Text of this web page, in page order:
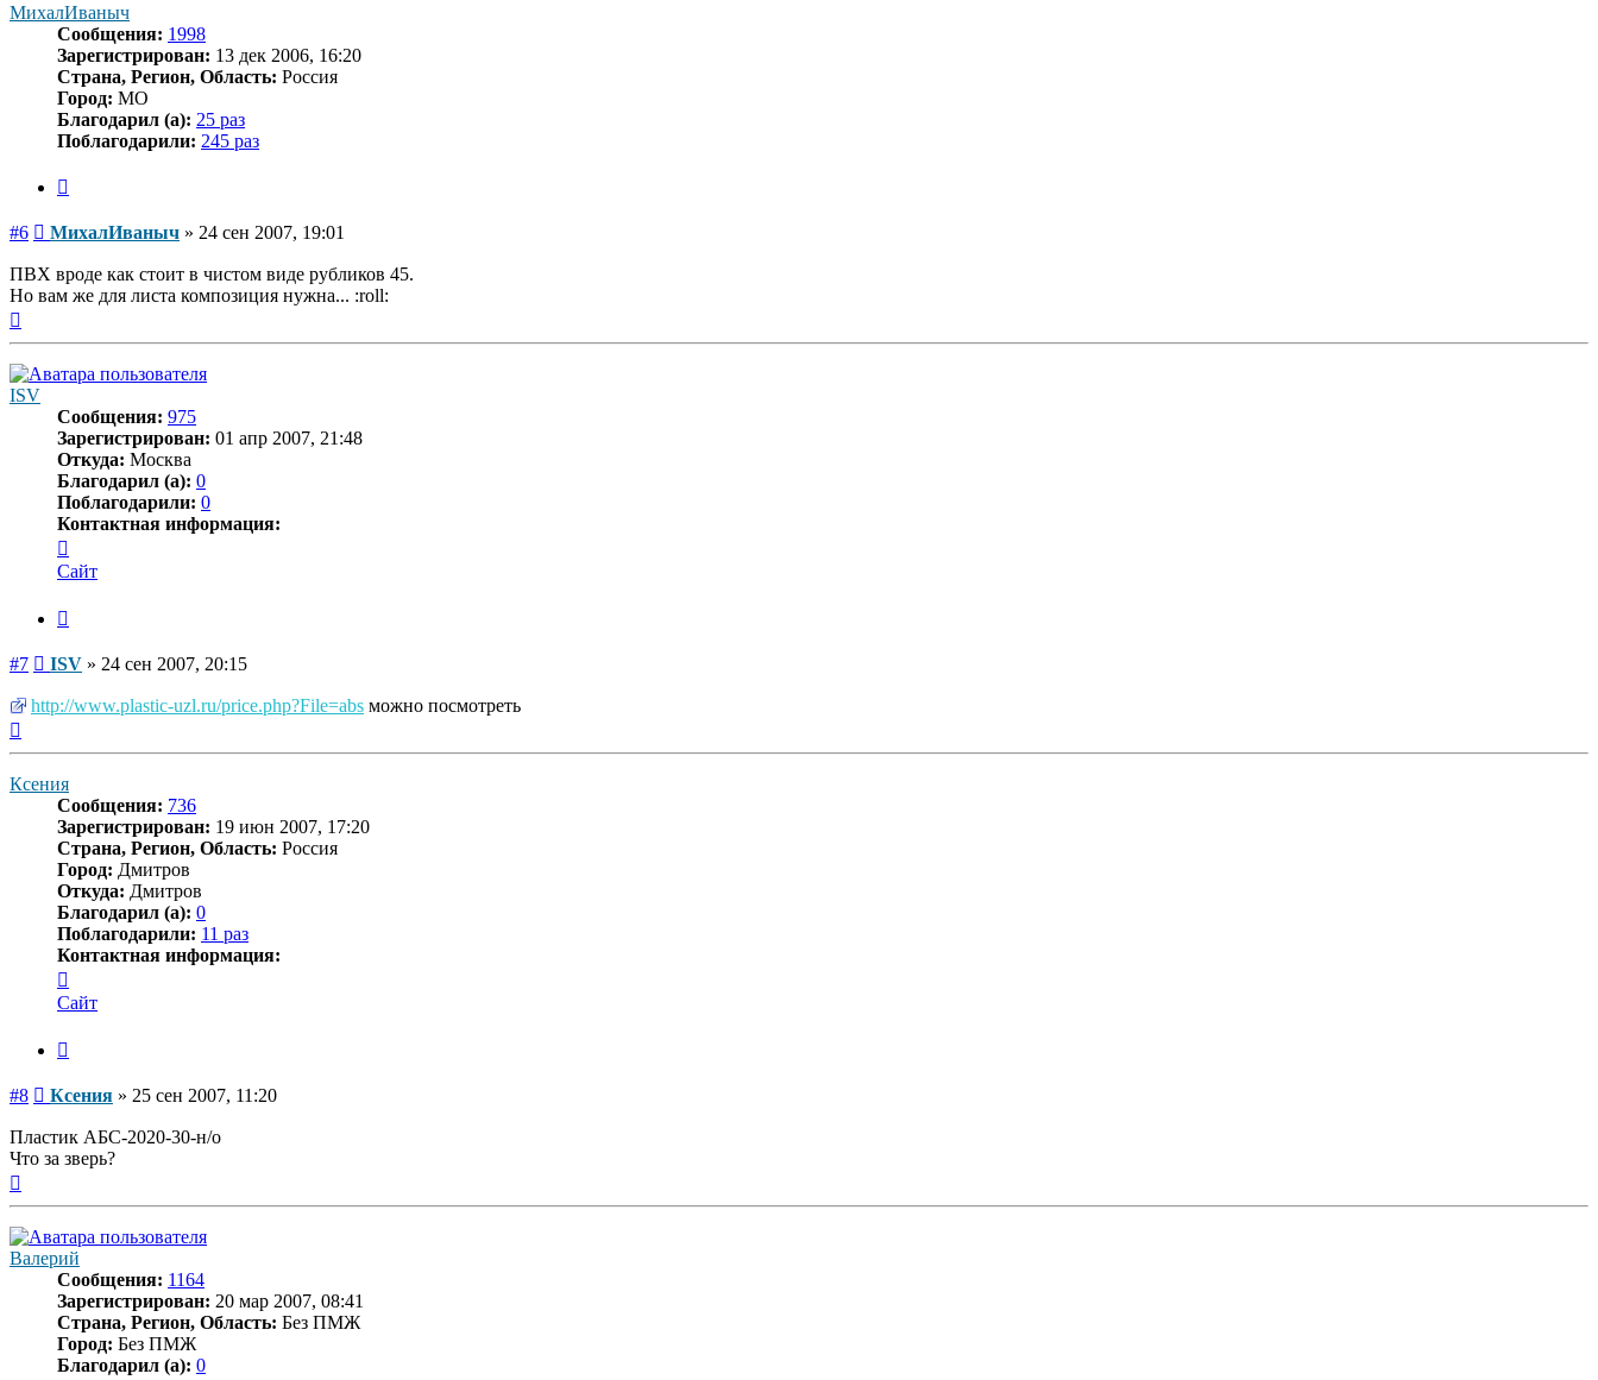
МихалИваныч
Сообщения: 1998
Зарегистрирован: 13 дек 2006, 16:20
Страна, Регион, Область: Россия
Город: МО
Благодарил (а): 25 раз
Поблагодарили: 245 раз
#6 Сообщение
МихалИваныч » 24 сен 2007, 19:01
ПВХ вроде как стоит в чистом виде рубликов 45.
Но вам же для листа композиция нужна... :roll:
к
началу
ISV
Сообщения: 975
Зарегистрирован: 01 апр 2007, 21:48
Откуда: Москва
Благодарил (а): 0
Поблагодарили: 0
Контактная информация:
информация
пользователя
Сайт
#7 Сообщение
ISV » 24 сен 2007, 20:15
http://www.plastic-uzl.ru/price.php?File=abs можно посмотреть
Ксения
Сообщения: 736
Зарегистрирован: 19 июн 2007, 17:20
Страна, Регион, Область: Россия
Город: Дмитров
Откуда: Дмитров
Благодарил (а): 0
Поблагодарили: 11 раз
Контактная информация:
информация
пользователя
Сайт
#8 Сообщение
Ксения » 25 сен 2007, 11:20
Пластик АБС-2020-30-н/о
Что за зверь?
Валерий
Сообщения: 1164
Зарегистрирован: 20 мар 2007, 08:41
Страна, Регион, Область: Без ПМЖ
Город: Без ПМЖ
Благодарил (а): 0